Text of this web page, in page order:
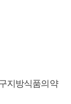
지방식품의약